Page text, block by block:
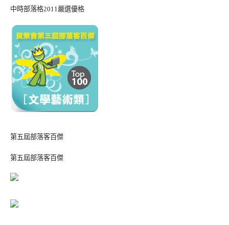
中時部落格2011嚴選優格
第五屆部落客百傑
第五屆部落客百傑